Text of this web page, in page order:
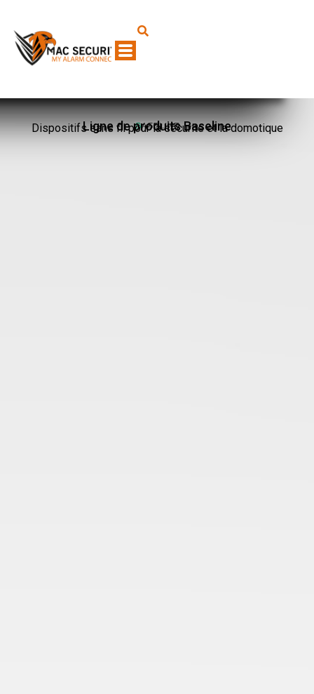
Ligne de produits Baseline
Dispositifs sans fil pour la sécurité et la domotique